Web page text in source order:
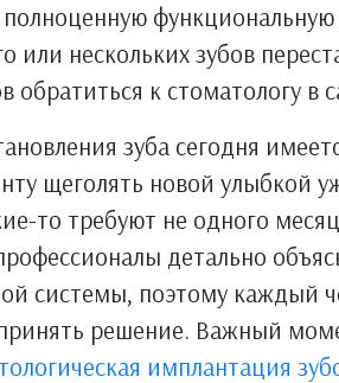
или нескольких зубов
обратиться к стоматологу в
зуба сегодня
щеголять новой улыбкой
то требуют не одного
детально
системы, поэтому каждый
решение. Важный
имплантация